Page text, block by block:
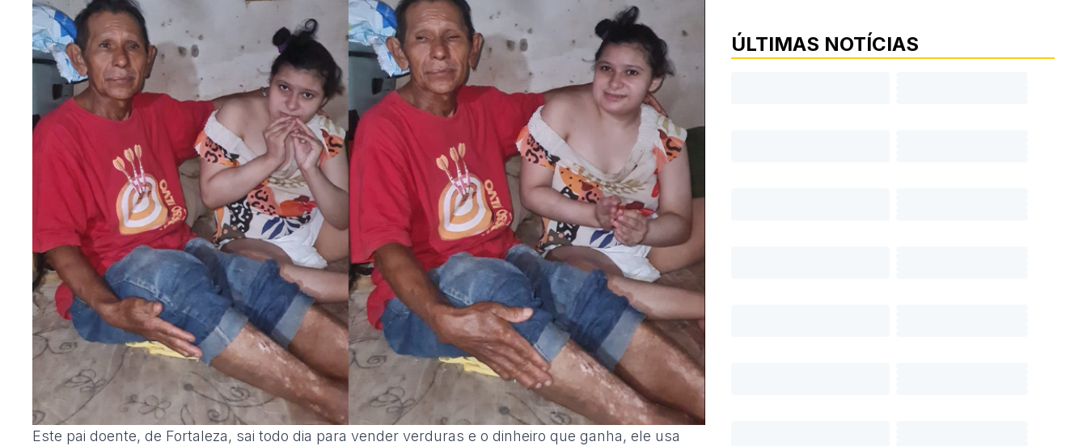
Este pai doente, de Fortaleza, sai todo dia para vender verduras e o dinheiro que ganha, ele usa
ÚLTIMAS NOTÍCIAS